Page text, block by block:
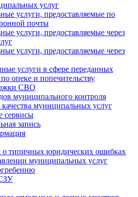
услуг
услуги, предоставляемые по
почты
услуги, предоставляемые через
услуги, предоставляемые через
услуги в сфере переданных
опеке и попечительству
СВО
муниципального контроля
муниципальных услуг
сервисы
запись
типичных юридических ошибках
муниципальных услуг